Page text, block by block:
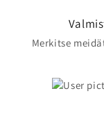
Merkitse